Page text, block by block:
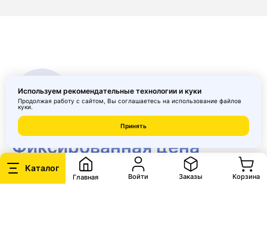
Каталог
Главная Войти Заказы Корзина
3
Фиксированная цена
Все таможенные пошлины уже включеныв
стоимость, после оформления заказа
Используем рекомендательные технологии и куки
Продолжая работу с сайтом, Вы соглашаетесь на использование файлов
куки.
Принять